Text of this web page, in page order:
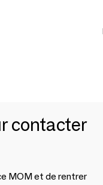
contacter
MOM et de rentrer